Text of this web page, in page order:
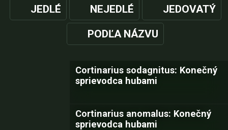
JEDLÉ NEJEDLÉ JEDOVATÝ
PODĽA NÁZVU
Cortinarius sodagnitus: Konečný
sprievodca hubami
Cortinarius anomalus: Konečný
sprievodca hubami